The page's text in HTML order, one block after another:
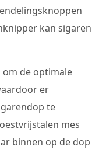
kan sigaren
de optimale
er
te
mes
binnen op de dop